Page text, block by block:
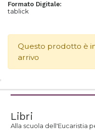
Formato Digitale:
tablick
Questo prodotto è
arrivo
Libri
Alla scuola dell'Eucaristia